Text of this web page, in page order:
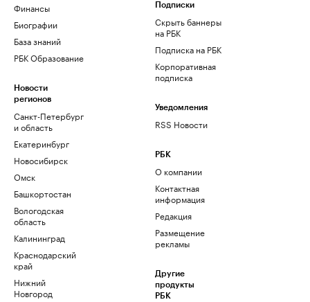
Финансы
Биографии
База знаний
РБК Образование
Новости
регионов
Санкт-Петербург
и область
Екатеринбург
Новосибирск
Омск
Башкортостан
Вологодская
область
Калининград
Краснодарский
край
Нижний
Новгород
Подписки
Скрыть баннеры
на РБК
Подписка на РБК
Корпоративная
подписка
Уведомления
RSS Новости
РБК
О компании
Контактная
информация
Редакция
Размещение
рекламы
Другие
продукты
РБК